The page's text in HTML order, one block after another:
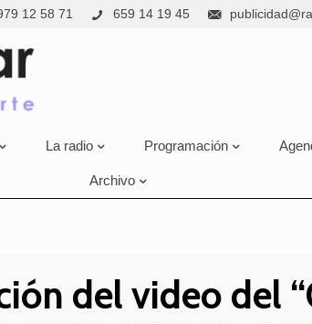
12 58 71 659 14 19 45
La radio Programación
Archivo
del video del